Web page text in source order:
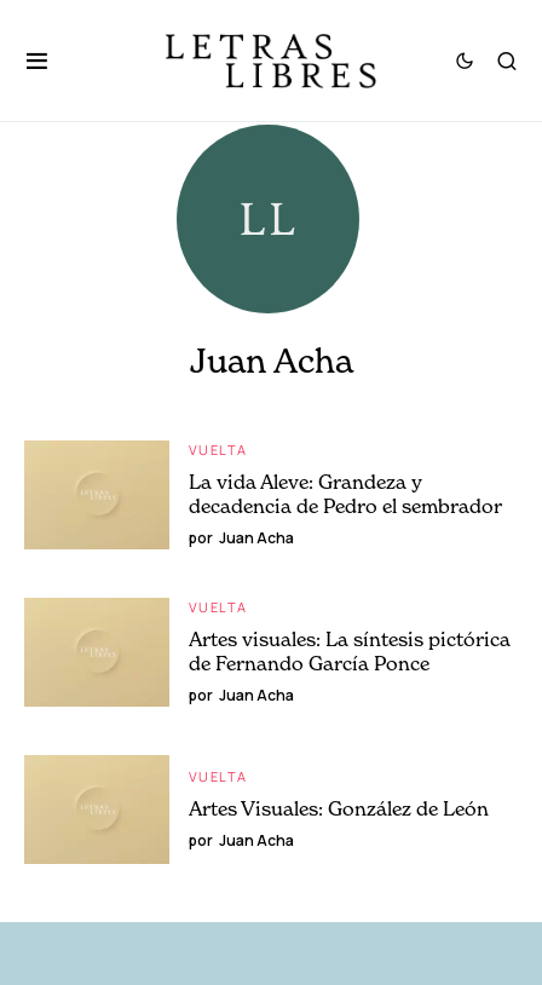
Juan Acha
VUELTA
La vida Aleve: Grandeza y
decadencia de Pedro el sembrador
por Juan Acha
VUELTA
Artes visuales: La síntesis pictórica
de Fernando García Ponce
por Juan Acha
VUELTA
Artes Visuales: González de León
por Juan Acha